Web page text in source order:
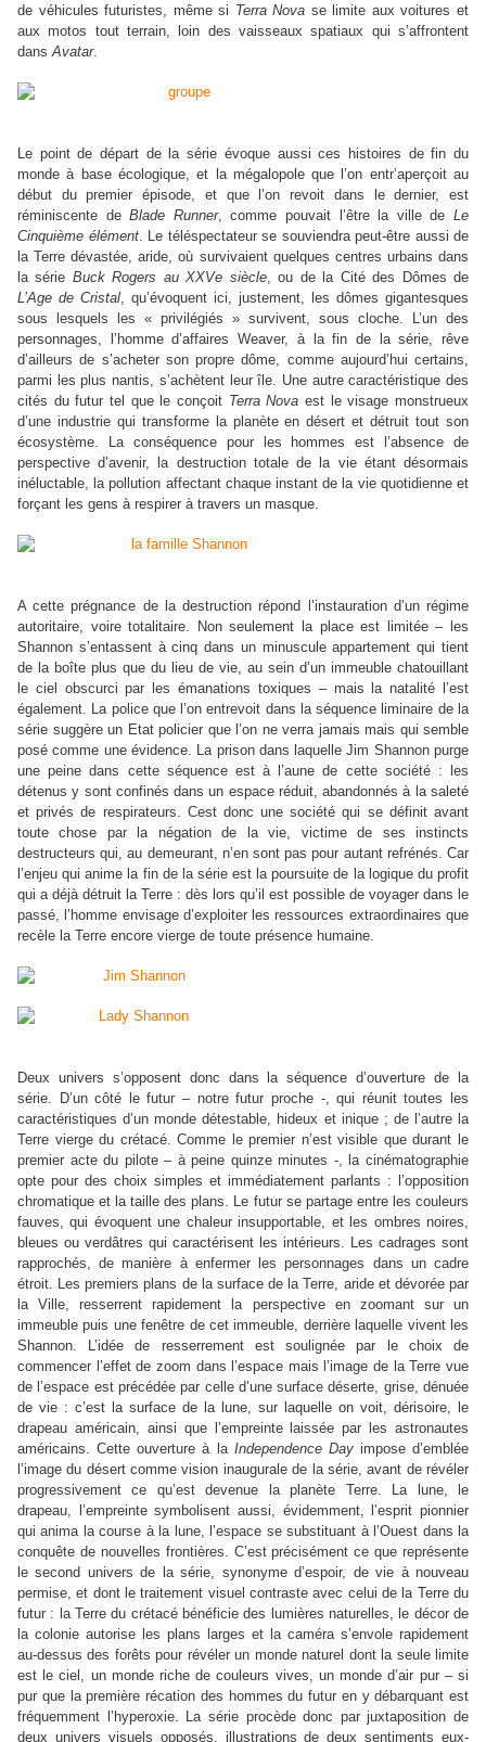
de véhicules futuristes, même si Terra Nova se limite aux voitures et
aux motos tout terrain, loin des vaisseaux spatiaux qui s’affrontent
dansAvatar.
Le point de départ de la série évoque aussi ces histoires de fin du
monde à base écologique, et la mégalopole que l’on entr’aperçoit au
début du premier épisode, et que l’on revoit dans le dernier, est
réminiscente deBlade Runner, comme pouvait l’être la ville deLe
Cinquième élément. Le téléspectateur se souviendra peut-être aussi de
la Terre dévastée, aride, où survivaient quelques centres urbains dans
la série Buck Rogers au XXVe siècle, ou de la Cité des Dômes de
L’Age de Cristal, qu’évoquent ici, justement, les dômes gigantesques
sous lesquels les « privilégiés » survivent, sous cloche. L’un des
personnages, l’homme d’affaires Weaver, à la fin de la série, rêve
d’ailleurs de s’acheter son propre dôme, comme aujourd’hui certains,
parmi les plus nantis, s’achètent leur île. Une autre caractéristique des
cités du futur tel que le conçoit Terra Nova est le visage monstrueux
d’une industrie qui transforme la planète en désert et détruit tout son
écosystème. La conséquence pour les hommes est l’absence de
perspective d’avenir, la destruction totale de la vie étant désormais
inéluctable, la pollution affectant chaque instant de la vie quotidienne et
forçant les gens à respirer à travers un masque.
A cette prégnance de la destruction répond l’instauration d’un régime
autoritaire, voire totalitaire. Non seulement la place est limitée – les
Shannon s’entassent à cinq dans un minuscule appartement qui tient
de la boîte plus que du lieu de vie, au sein d’un immeuble chatouillant
le ciel obscurci par les émanations toxiques – mais la natalité l’est
également. La police que l’on entrevoit dans la séquence liminaire de la
série suggère un Etat policier que l’on ne verra jamais mais qui semble
posé comme une évidence. La prison dans laquelle Jim Shannon purge
une peine dans cette séquence est à l’aune de cette société : les
détenus y sont confinés dans un espace réduit, abandonnés à la saleté
et privés de respirateurs. Cest donc une société qui se définit avant
toute chose par la négation de la vie, victime de ses instincts
destructeurs qui, au demeurant, n’en sont pas pour autant refrénés. Car
l’enjeu qui anime la fin de la série est la poursuite de la logique du profit
qui a déjà détruit la Terre : dès lors qu’il est possible de voyager dans le
passé, l’homme envisage d’exploiter les ressources extraordinaires que
recèle la Terre encore vierge de toute présence humaine.
Deux univers s’opposent donc dans la séquence d’ouverture de la
série. D’un côté le futur – notre futur proche -, qui réunit toutes les
caractéristiques d’un monde détestable, hideux et inique ; de l’autre la
Terre vierge du crétacé. Comme le premier n’est visible que durant le
premier acte du pilote – à peine quinze minutes -, la cinématographie
opte pour des choix simples et immédiatement parlants : l’opposition
chromatique et la taille des plans. Le futur se partage entre les couleurs
fauves, qui évoquent une chaleur insupportable, et les ombres noires,
bleues ou verdâtres qui caractérisent les intérieurs. Les cadrages sont
rapprochés, de manière à enfermer les personnages dans un cadre
étroit. Les premiers plans de la surface de la Terre, aride et dévorée par
la Ville, resserrent rapidement la perspective en zoomant sur un
immeuble puis une fenêtre de cet immeuble, derrière laquelle vivent les
Shannon. L’idée de resserrement est soulignée par le choix de
commencer l’effet de zoom dans l’espace mais l’image de la Terre vue
de l’espace est précédée par celle d’une surface déserte, grise, dénuée
de vie : c’est la surface de la lune, sur laquelle on voit, dérisoire, le
drapeau américain, ainsi que l’empreinte laissée par les astronautes
américains. Cette ouverture à la Independence Dayimpose d’emblée
l’image du désert comme vision inaugurale de la série, avant de révéler
progressivement ce qu’est devenue la planète Terre. La lune, le
drapeau, l’empreinte symbolisent aussi, évidemment, l’esprit pionnier
qui anima la course à la lune, l’espace se substituant à l’Ouest dans la
conquête de nouvelles frontières. C’est précisément ce que représente
le second univers de la série, synonyme d’espoir, de vie à nouveau
permise, et dont le traitement visuel contraste avec celui de la Terre du
futur : la Terre du crétacé bénéficie des lumières naturelles, le décor de
la colonie autorise les plans larges et la caméra s’envole rapidement
au-dessus des forêts pour révéler un monde naturel dont la seule limite
est le ciel, un monde riche de couleurs vives, un monde d’air pur – si
pur que la première récation des hommes du futur en y débarquant est
fréquemment l’hyperoxie. La série procède donc par juxtaposition de
deux univers visuels opposés, illustrations de deux sentiments eux-